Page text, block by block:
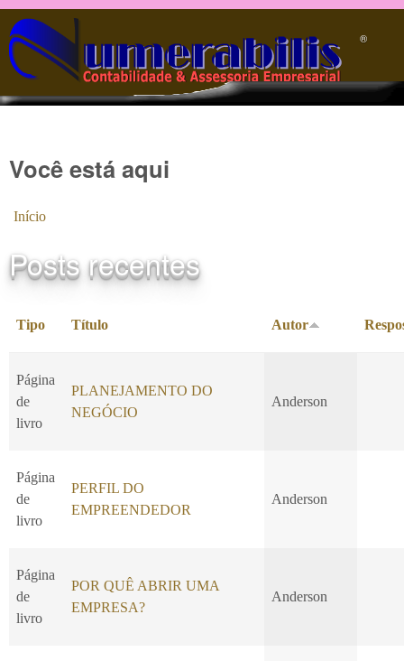
Pular para o conteúdo principal
®️
Você está aqui
Início
Posts recentes
Tipo Título Autor
Página
de
livro
PLANEJAMENTO DO
NEGÓCIO
Anderson
Página
de
livro
PERFIL DO
EMPREENDEDOR
Anderson
Página
de
livro
POR QUÊ ABRIR UMA
EMPRESA?
Anderson